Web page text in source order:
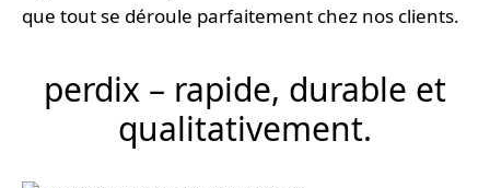
que tout se déroule parfaitement chez nos clients.
perdix – rapide, durable et
qualitativement.